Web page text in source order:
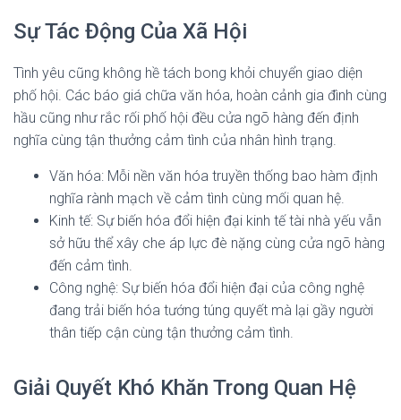
Sự Tác Động Của Xã Hội
Tình yêu cũng không hề tách bong khỏi chuyển giao diện
phố hội. Các báo giá chữa văn hóa, hoàn cảnh gia đình cùng
hầu cũng như rắc rối phố hội đều cửa ngõ hàng đến định
nghĩa cùng tận thưởng cảm tình của nhân hình trạng.
Văn hóa: Mỗi nền văn hóa truyền thống bao hàm định
nghĩa rành mạch về cảm tình cùng mối quan hệ.
Kinh tế: Sự biến hóa đổi hiện đại kinh tế tài nhà yếu vẫn
sở hữu thể xây che áp lực đè nặng cùng cửa ngõ hàng
đến cảm tình.
Công nghệ: Sự biến hóa đổi hiện đại của công nghệ
đang trải biến hóa tướng túng quyết mà lại gầy người
thân tiếp cận cùng tận thưởng cảm tình.
Giải Quyết Khó Khăn Trong Quan Hệ